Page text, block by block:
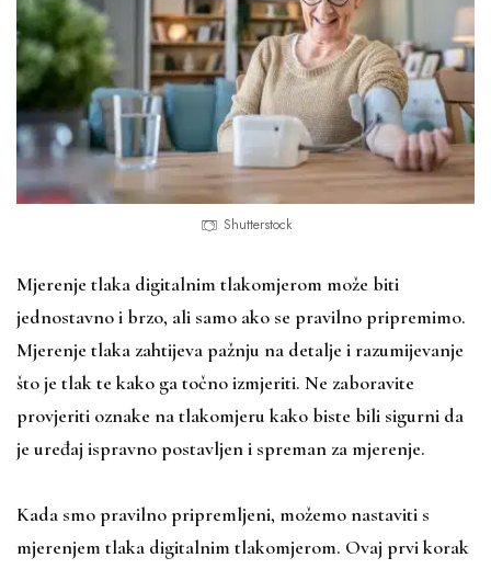
Shutterstock
Mjerenje tlaka digitalnim tlakomjerom može biti
jednostavno i brzo, ali samo ako se pravilno pripremimo.
Mjerenje tlaka zahtijeva pažnju na detalje i razumijevanje
što je tlak te kako ga točno izmjeriti. Ne zaboravite
provjeriti oznake na tlakomjeru kako biste bili sigurni da
je uređaj ispravno postavljen i spreman za mjerenje.
Kada smo pravilno pripremljeni, možemo nastaviti s
mjerenjem tlaka digitalnim tlakomjerom. Ovaj prvi korak